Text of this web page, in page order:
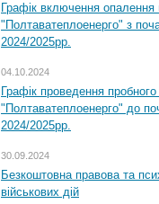
Графік включення
"Полтаватеплоенерго" з
2024/2025рр.
04.10.2024
Графік проведення
"Полтаватеплоенерго" до
2024/2025рр.
30.09.2024
Безкоштовна правова та
військових дій